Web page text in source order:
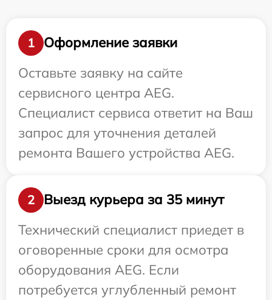
1
Оформление заявки
Оставьте заявку на сайте
сервисного центра AEG.
Специалист сервиса ответит на Ваш
запрос для уточнения деталей
ремонта Вашего устройства AEG.
2
Выезд курьера за 35 минут
Технический специалист приедет в
оговоренные сроки для осмотра
оборудования AEG. Если
потребуется углубленный ремонт